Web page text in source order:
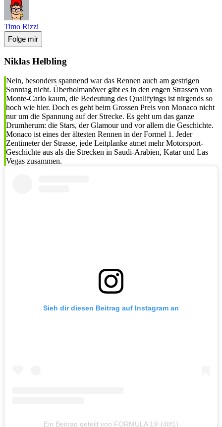
Timo Rizzi
Folge mir
Niklas Helbling
Nein, besonders spannend war das Rennen auch am gestrigen
Sonntag nicht. Überholmanöver gibt es in den engen Strassen von
Monte-Carlo kaum, die Bedeutung des Qualifyings ist nirgends so
hoch wie hier. Doch es geht beim Grossen Preis von Monaco nicht
nur um die Spannung auf der Strecke. Es geht um das ganze
Drumherum: die Stars, der Glamour und vor allem die Geschichte.
Monaco ist eines der ältesten Rennen in der Formel 1. Jeder
Zentimeter der Strasse, jede Leitplanke atmet mehr Motorsport-
Geschichte aus als die Strecken in Saudi-Arabien, Katar und Las
Vegas zusammen.
Sieh dir diesen Beitrag auf Instagram an
Ein Beitrag geteilt von FORMULA 1® (@f1)